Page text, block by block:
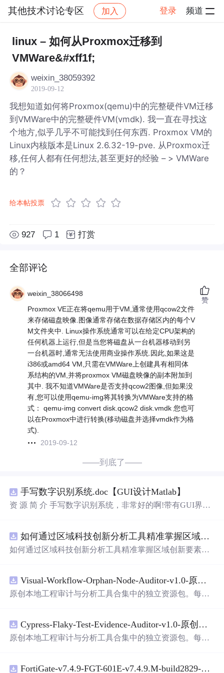
其他技术讨论专区 加入 登录 频道
社区 其他技术讨论专区 帖子详情
linux – 如何从Proxmox迁移到
VMWare&#xff1f;
weixin_38059392
2019-09-12
我想知道如何将Proxmox(qemu)中的完整硬件VM迁移
到VMWare中的完整硬件VM(vmdk). 我一直在寻找这
个地方,似乎几乎不可能找到任何东西. Proxmox VM的
Linux内核版本是Linux 2.6.32-19-pve. 从Proxmox迁
移,任何人都有任何想法,甚至更好的经验 – > VMWare
的？
给本帖投票
927 1 打赏
全部评论
weixin_38066498
Proxmox VE正在将qemu用于VM,通常使用qcow2文件
来存储磁盘映像.图像通常存储在数据存储区内的每个V
M文件夹中. Linux操作系统通常可以在给定CPU架构的
任何机器上运行,但是当您将磁盘从一台机器移动到另
一台机器时,通常无法使用商业操作系统.因此,如果这是
i386或amd64 VM,只需在VMWare上创建具有相同体
系结构的VM,并将proxmox VM磁盘映像的副本附加到
其中. 我不知道VMWare是否支持qcow2图像,但如果没
有,您可以使用qemu-img将其转换为VMWare支持的格
式： qemu-img convert disk.qcow2 disk.vmdk 您也可
以在Proxmox中进行转换(移动磁盘并选择vmdk作为格
式).
2019-09-12
赞
——到底了——
手写数字识别系统.doc【GUI设计Matlab】
资 源 简 介 手写数字识别系统，非常好的啊!带有GUI界
带有直观的图形用户界面（GUI），非常容易使用。你只
需要将手写数字输入系统，它将立即给出准确的识别结
是一个非常方便和实用的工具，你一定会喜欢它的！
如何通过区域科技创新分析工具精准掌握区域创新要素分布与产业链融合现状？.docx
如何通过区域科技创新分析工具精准掌握区域创新要素分
Visual-Workflow-Orphan-Node-Auditor-v1.0-原创源码与文档.zip
原创本地工程审计与分析工具合集中的独立资源包。每个
README、运行说明、功能清单、MIT License及原创与授
权声明。解压后进入project目录，执行npm test验证算法，
目源码、Logo、官方截图、论文、生产日志或其他受限素
Cypress-Flaky-Test-Evidence-Auditor-v1.0-原创源码与文档.zip
原创本地工程审计与分析工具合集中的独立资源包。每个
README、运行说明、功能清单、MIT License及原创与授
FortiGate-v7.4.9-FGT-601E-v7.4.9.M-build2829-FORTINET.out